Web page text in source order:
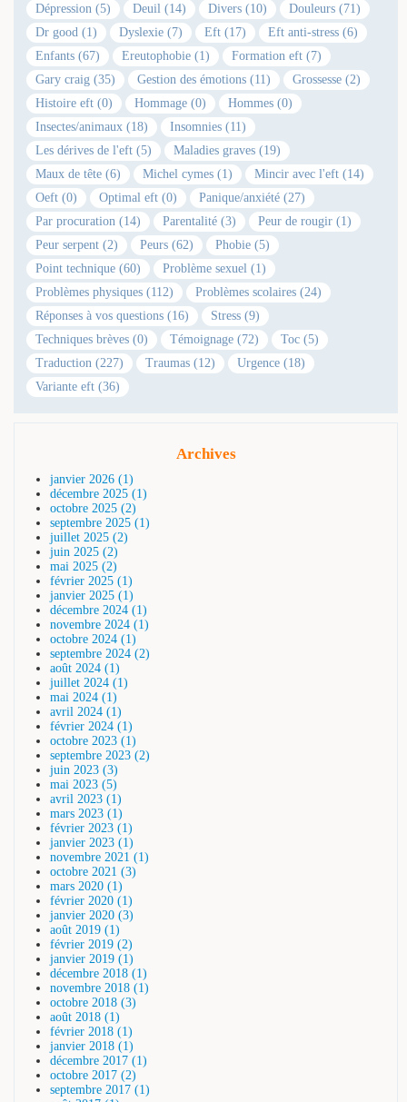
Dépression (5)
Deuil (14) Divers (10)
Douleurs (71)
Dr good (1)
Dyslexie (7) Eft (17)
Eft anti-stress (6)
Enfants (67)
Ereutophobie (1)
Formation eft (7)
Gary craig (35)
Gestion des émotions (11)
Grossesse (2)
Histoire eft (0)
Hommage (0)
Hommes (0)
Insectes/animaux (18)
Insomnies (11)
Les dérives de l'eft (5)
Maladies graves (19)
Maux de tête (6)
Michel cymes (1)
Mincir avec l'eft (14)
Oeft (0)
Optimal eft (0)
Panique/anxiété (27)
Par procuration (14)
Parentalité (3)
Peur de rougir (1)
Peur serpent (2)
Peurs (62)
Phobie (5)
Point technique (60)
Problème sexuel (1)
Problèmes physiques (112)
Problèmes scolaires (24)
Réponses à vos questions (16)
Stress (9)
Techniques brèves (0)
Témoignage (72)
Toc (5)
Traduction (227)
Traumas (12)
Urgence (18)
Variante eft (36)
Archives
janvier 2026 (1)
décembre 2025 (1)
octobre 2025 (2)
septembre 2025 (1)
juillet 2025 (2)
juin 2025 (2)
mai 2025 (2)
février 2025 (1)
janvier 2025 (1)
décembre 2024 (1)
novembre 2024 (1)
octobre 2024 (1)
septembre 2024 (2)
août 2024 (1)
juillet 2024 (1)
mai 2024 (1)
avril 2024 (1)
février 2024 (1)
octobre 2023 (1)
septembre 2023 (2)
juin 2023 (3)
mai 2023 (5)
avril 2023 (1)
mars 2023 (1)
février 2023 (1)
janvier 2023 (1)
novembre 2021 (1)
octobre 2021 (3)
mars 2020 (1)
février 2020 (1)
janvier 2020 (3)
août 2019 (1)
février 2019 (2)
janvier 2019 (1)
décembre 2018 (1)
novembre 2018 (1)
octobre 2018 (3)
août 2018 (1)
février 2018 (1)
janvier 2018 (1)
décembre 2017 (1)
octobre 2017 (2)
septembre 2017 (1)